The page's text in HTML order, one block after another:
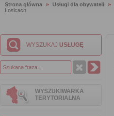
Strona główna Usługi dla obywateli
Łosicach
WYSZUKAJ USŁUGĘ
WYSZUKIWARKA
TERYTORIALNA